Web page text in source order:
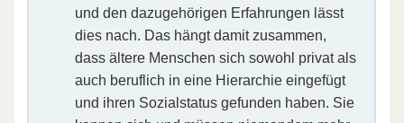
und den dazugehörigen Erfahrungen lässt
dies nach. Das hängt damit zusammen,
dass ältere Menschen sich sowohl privat als
auch beruflich in eine Hierarchie eingefügt
und ihren Sozialstatus gefunden haben. Sie